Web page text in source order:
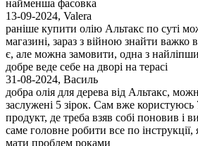
найменша фасовка
13-09-2024, Valera
раніше купити олію Альтакс по суті
магазині, зараз з війною знайти важко
є, але можна замовити, одна з
добре веде себе на дворі на терасі
31-08-2024, Василь
добра олія для дерева від Альтакс,
заслужені 5 зірок. Сам вже користуюсь
продукт, де треба взяв собі поновив і
саме головне робити все по інструкції,
мати проблем роками